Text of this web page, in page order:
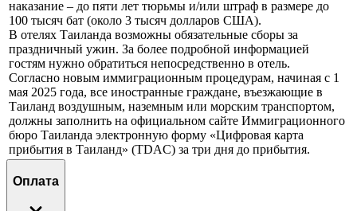
наказание – до пяти лет тюрьмы и/или штраф в размере до
100 тысяч бат (около 3 тысяч долларов США).
В отелях Таиланда возможны обязательные сборы за
праздничный ужин. За более подробной информацией
гостям нужно обратиться непосредственно в отель.
Согласно новым иммиграционным процедурам, начиная с 1
мая 2025 года, все иностранные граждане, въезжающие в
Таиланд воздушным, наземным или морским транспортом,
должны заполнить на официальном сайте Иммиграционного
бюро Таиланда электронную форму «Цифровая карта
прибытия в Таиланд» (TDAC) за три дня до прибытия.
Оплата